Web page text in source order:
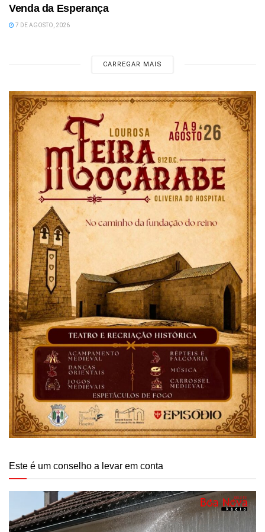
Venda da Esperança
7 DE AGOSTO, 2026
CARREGAR MAIS
Este é um conselho a levar em conta